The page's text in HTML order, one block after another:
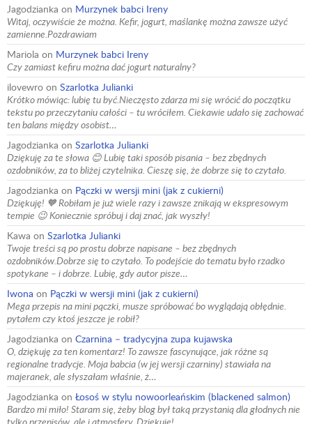
Jagodzianka on Murzynek babci Ireny
Witaj, oczywiście że można. Kefir, jogurt, maślankę można zawsze użyć
zamienne.Pozdrawiam
Mariola on Murzynek babci Ireny
Czy zamiast kefiru można dać jogurt naturalny?
ilovewro on Szarlotka Julianki
Krótko mówiąc: lubię tu być.Nieczęsto zdarza mi się wrócić do początku
tekstu po przeczytaniu całości – tu wróciłem. Ciekawie udało się zachować
ten balans między osobist…
Jagodzianka on Szarlotka Julianki
Dziękuję za te słowa 😊 Lubię taki sposób pisania – bez zbędnych
ozdobników, za to bliżej czytelnika. Cieszę się, że dobrze się to czytało.
Jagodzianka on Pączki w wersji mini (jak z cukierni)
Dziękuję! 🧡 Robiłam je już wiele razy i zawsze znikają w ekspresowym
tempie 😉 Koniecznie spróbuj i daj znać, jak wyszły!
Kawa on Szarlotka Julianki
Twoje treści są po prostu dobrze napisane – bez zbędnych
ozdobników.Dobrze się to czytało. To podejście do tematu było rzadko
spotykane – i dobrze. Lubię, gdy autor pisze…
Iwona on Pączki w wersji mini (jak z cukierni)
Mega przepis na mini pączki, musze spróbować bo wyglądają obłędnie.
pytałem czy ktoś jeszcze je robił?
Jagodzianka on Czarnina – tradycyjna zupa kujawska
O, dziękuję za ten komentarz! To zawsze fascynujące, jak różne są
regionalne tradycje. Moja babcia (w jej wersji czarniny) stawiała na
majeranek, ale słyszałam właśnie, ż…
Jagodzianka on Łosoś w stylu nowoorleańskim (blackened salmon)
Bardzo mi miło! Staram się, żeby blog był taką przystanią dla głodnych nie